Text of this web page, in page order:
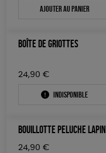
Fabrication artisanale
Ajouter au panier
BOÎTE DE GRIOTTES
24,90 €
Indisponible
BOUILLOTTE PELUCHE LAPIN
24,90 €